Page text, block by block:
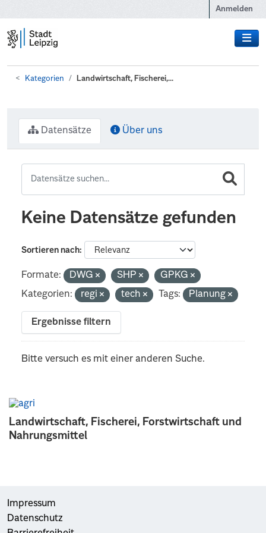
Anmelden
Kategorien Landwirtschaft, Fischerei,...
Landwirtschaft, Fischerei, Forstwirtschaft und
Nahrungsmittel
Datensätze Über uns
Keine Datensätze gefunden
Sortieren nach
Formate: DWG SHP
GPKG
Kategorien:
regi tech Tags: Planung
Ergebnisse filtern
Bitte versuch es mit einer anderen Suche.
Impressum
Datenschutz